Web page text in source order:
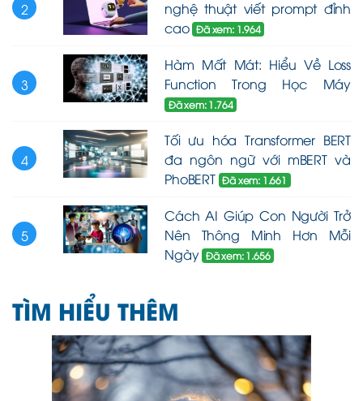
2
nghệ thuật viết prompt đỉnh
cao Đã xem: 1.964
3
Hàm Mất Mát: Hiểu Về Loss
Function Trong Học Máy
Đã xem: 1.764
4
Tối ưu hóa Transformer BERT
đa ngôn ngữ với mBERT và
PhoBERT Đã xem: 1.661
5
Cách AI Giúp Con Người Trở
Nên Thông Minh Hơn Mỗi
Ngày Đã xem: 1.656
TÌM HIỂU THÊM